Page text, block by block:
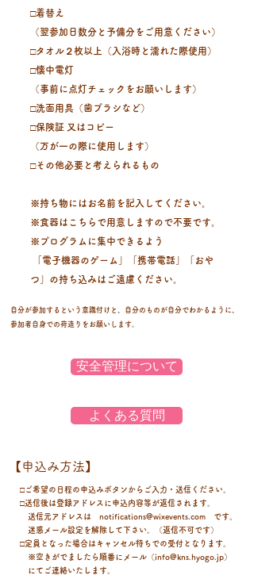
□着替え
（翌参加日数分と予備分をご用意ください）
□タオル２枚以上（入浴時と濡れた際使用）
​□懐中電灯
（事前に点灯チェックをお願いします）
​​□洗面用具（歯ブラシなど）
□保険証 又はコピー
（万が一の際に使用します）
□その他必要と考えられるもの
※持ち物にはお名前を記入してください。
※食器はこちらで用意しますので不要です。
※プログラムに集中できるよう
「電子機器のゲーム」「携帯電話」「おや
つ」 の持ち込みはご遠慮ください。
自分が参加するという意識付けと、自分のものが自分でわかるように、
参加者自身での荷造りをお願いします。
安全管理について
よくある質問
【申込み方法】
□ご希望の日程の申込みボタンからご入力・送信ください。
□送信後は登録アドレスに申込内容等が返信されます。
送信元アドレスは notifications@wixevents.com です。
迷惑メール設定を解除して下さい。（返信不可です）
□定員となった場合はキャンセル待ちでの受付となります。
※空きがでましたら順番にメール（info@kns.hyogo.jp）
にてご連絡いたします。